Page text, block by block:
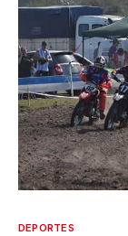
DEPORTES